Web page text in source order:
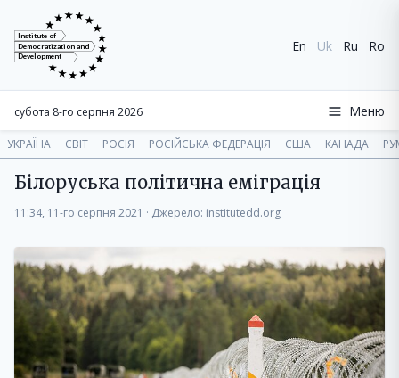
Institute of
Democratization and
Development
En Uk Ru Ro
субота 8-го серпня 2026 Меню
УКРАЇНА СВІТ РОСІЯ РОСІЙСЬКА ФЕДЕРАЦІЯ США КАНАДА
Білоруська політична еміграція
11:34, 11-го серпня 2021 · Джерело: institutedd.org